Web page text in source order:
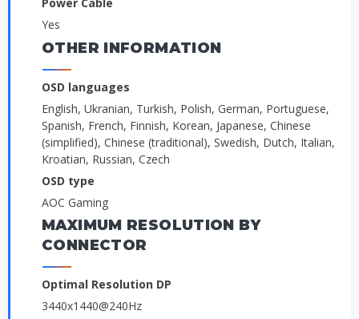
Yes
OTHER INFORMATION
OSD languages
English, Ukranian, Turkish, Polish, German, Portuguese,
Spanish, French, Finnish, Korean, Japanese, Chinese
(simplified), Chinese (traditional), Swedish, Dutch, Italian,
Kroatian, Russian, Czech
OSD type
AOC Gaming
MAXIMUM RESOLUTION BY
CONNECTOR
Optimal Resolution DP
3440x1440@240Hz